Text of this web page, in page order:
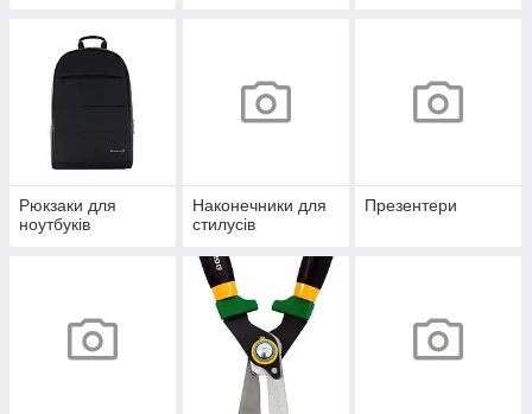
Рюкзаки для
ноутбуків
Наконечники для
стилусів
Презентери